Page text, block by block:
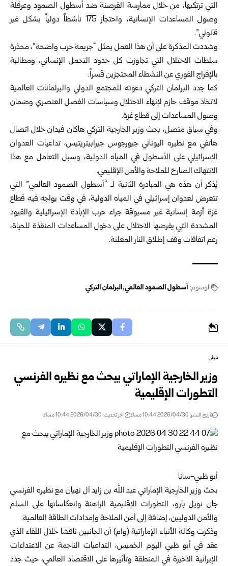
التي ترتكبها، من خلال ممارسة القرصنة ضد أسطول الصمود وعرقلة
وصول المساعدات الإنسانية، واحتجاز 175 ناشطاً دولياً بشكل غير
قانوني”.
وشددت المذكرة على أن هذا العمل يمثل “جريمة حرب واضحة”، محذرة
سلطات الاحتلال التي تجاوزت كل حدود التحمل الإنساني، ومطالبة
بالإفراج الفوري عن النشطاء المحتجزين قسراً.
كما جدد البرلمان التركي دعوته للمجتمع الدولي والبرلمانات العالمية
لاتخاذ موقف حازم لإنهاء الاحتلال وسياسات الفصل العنصري وضمان
وصول المساعدات إلى قطاع غزة.
وفي سياق متصل، بحث وزير الخارجية التركي هاكان فيدان خلال اتصال
هاتفي مع نظيره اليوناني جيورجوس جيرابيتريتيس، تداعيات العدوان
الإسرائيلي على الأسطول في المياه الدولية، وسبل التعامل مع هذا
الانتهاك الصارخ للملاحة والأمن الإقليمي.
يُذكر أن هذه هي المبادرة الثانية لـ “أسطول الصمود العالمي” التي
تتعرض لعدوان إسرائيلي في المياه الدولية، في وقت يواجه فيه قطاع
غزة أزمة إنسانية غير مسبوقة جراء حرب الإبادة الإسرائيلية والقيود
المشددة التي يفرضها الاحتلال على دخول المساعدات المنقذة للحياة،
رغم اتفاقات وقف إطلاق النار المعلنة.
الوسوم: أسطول الصمود العالمي البرلمان التركي
دولي
وزير الخارجية الإماراتي يبحث مع نظيره الفرنسي
التطورات الإقليمية
تاريخ النشر: 2026/04/30 10:44 مساءً اخر تحديث: 2026/04/30 10:44 مساءً
أبو ظبي-سانا
بحث وزير الخارجية الإماراتي عبد الله بن زايد آل نهيان مع نظيره الفرنسي
جان نويل بارو، التطورات الإقليمية الراهنة وانعكاساتها على السلم
والأمن الدوليين، إضافة إلى أمن الملاحة وإمدادات الطاقة العالمية.
وذكرت وكالة الأنباء الإماراتية (وام) أن الجانبين ناقشا خلال اللقاء الذي
عقد في أبو ظبي اليوم الخميس، التداعيات الناجمة عن الاعتداءات
الإيرانية الأخيرة في المنطقة وتأثيرها على الاقتصاد العالمي، حيث جدد